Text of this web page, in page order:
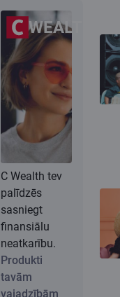
WEALTH
C Wealth tev
palīdzēs
sasniegt
finansiālu
neatkarību.
Produkti
tavām
vajadzībām